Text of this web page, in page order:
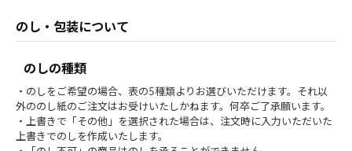
のし・包装について
のしの種類
・のしをご希望の場合、表の5種類よりお選びいただけます。それ以
外ののし紙のご注文はお受けいたしかねます。何卒ご了承願います。
・上書きで「その他」を選択された場合は、注文時に入力いただいた
上書きでのしを作成いたします。